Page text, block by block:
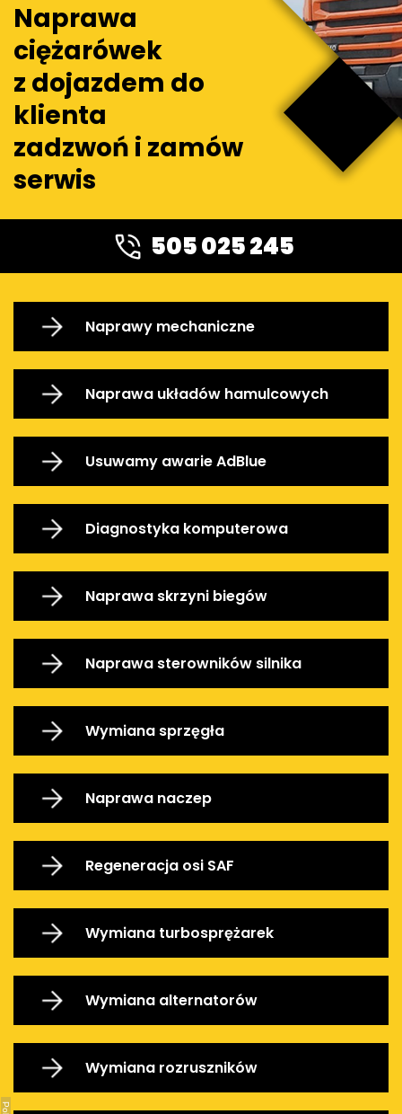
Naprawa
ciężarówek
z dojazdem do
klienta
zadzwoń i zamów
serwis
505 025 245
Naprawy mechaniczne
Naprawa układów hamulcowych
Usuwamy awarie AdBlue
Diagnostyka komputerowa
Naprawa skrzyni biegów
Naprawa sterowników silnika
Wymiana sprzęgła
Naprawa naczep
Regeneracja osi SAF
Wymiana turbosprężarek
Wymiana alternatorów
Wymiana rozruszników